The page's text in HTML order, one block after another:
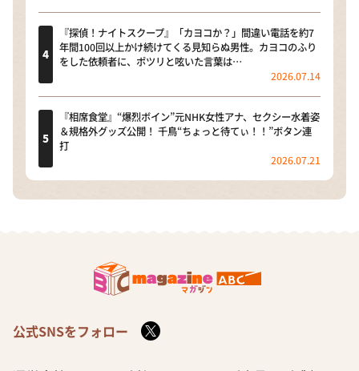
『探偵！ナイトスクープ』「カヨコか？」間違い電話を約7
年間100回以上かけ続けてくる見知らぬ男性。カヨコのふり
をした依頼者に、ポツリと呟いた言葉は…
2026.07.14
『相席食堂』“爆烈ボイン”元NHK女性アナ、セクシー水着姿
＆規格外グッズ公開！ 千鳥“ちょっと待てぃ！！”ボタン連
打
2026.07.21
公式SNSをフォロー